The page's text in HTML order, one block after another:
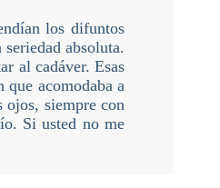
los difuntos
absoluta.
al cadáver. Esas
acomodaba a
ojos, siempre con
Si usted no me